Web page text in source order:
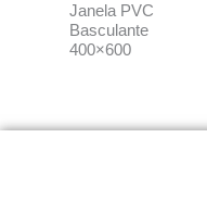
Janela PVC
Basculante
400×600